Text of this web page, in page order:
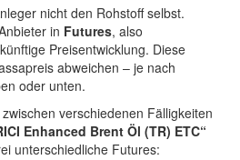
nicht den Rohstoff selbst.
in Futures, also
Preisentwicklung. Diese
abweichen – je nach
oder unten.
verschiedenen Fälligkeiten
Enhanced Brent Öl (TR) ETC“
unterschiedliche Futures: